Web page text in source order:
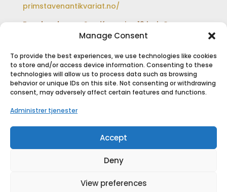
Manage Consent
To provide the best experiences, we use technologies like cookies
to store and/or access device information. Consenting to these
technologies will allow us to process data such as browsing
behavior or unique IDs on this site. Not consenting or withdrawing
consent, may adversely affect certain features and functions.
Administrer tjenester
Accept
Deny
View preferences
primstavenantikvariat.no/
Besøksadresse:Sundfærveien 12 bak Coop
extra og Shell bensinstasjon
SIKKER BETALING